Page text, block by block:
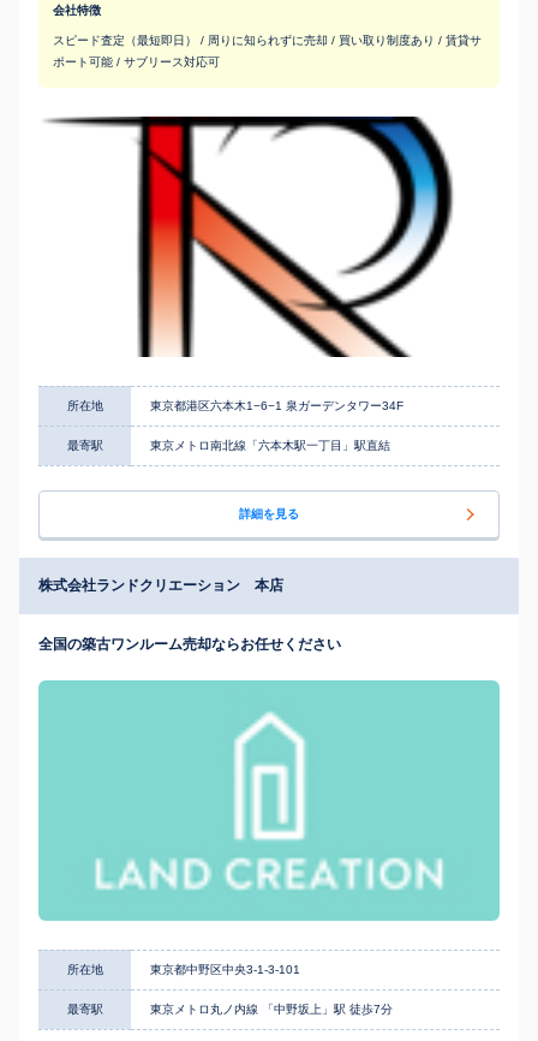
会社特徴
スピード査定（最短即日） / 周りに知られずに売却 / 買い取り制度あり / 賃貸サ
ポート可能 / サブリース対応可
所在地 東京都港区六本木1−6−1 泉ガーデンタワー34F
最寄駅 東京メトロ南北線「六本木駅一丁目」駅直結
詳細を見る
株式会社ランドクリエーション 本店
全国の築古ワンルーム売却ならお任せください
所在地 東京都中野区中央3-1-3-101
最寄駅 東京メトロ丸ノ内線 「中野坂上」駅 徒歩7分